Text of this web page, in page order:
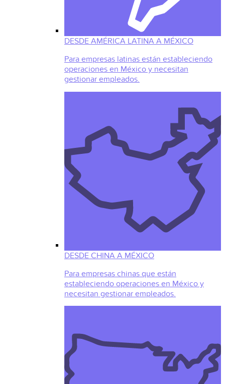
DESDE AMÉRICA LATINA A MÉXICO
Para empresas latinas están estableciendo
operaciones en México y necesitan
gestionar empleados.
DESDE CHINA A MÉXICO
Para empresas chinas que están
estableciendo operaciones en México y
necesitan gestionar empleados.